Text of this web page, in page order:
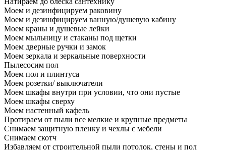
Моем и дезинфицируем раковину
Моем и дезинфицируем ванную/душевую кабину
Моем краны и душевые лейки
Моем мыльницу и стаканы под щетки
Моем дверные ручки и замок
Моем зеркала и зеркальные поверхности
Пылесосим пол
Моем пол и плинтуса
Моем розетки/ выключатели
Моем шкафы внутри при условии, что они пустые
Моем шкафы сверху
Моем настенный кафель
Протираем от пыли все мелкие и крупные предметы
Снимаем защитную пленку и чехлы с мебели
Снимаем скотч
Избавляем от строительной пыли потолок, стены и пол